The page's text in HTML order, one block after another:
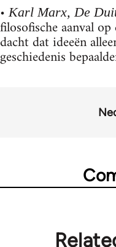
•Karl Marx, De
filosofische aanval
dacht dat ideeën
geschiedenis